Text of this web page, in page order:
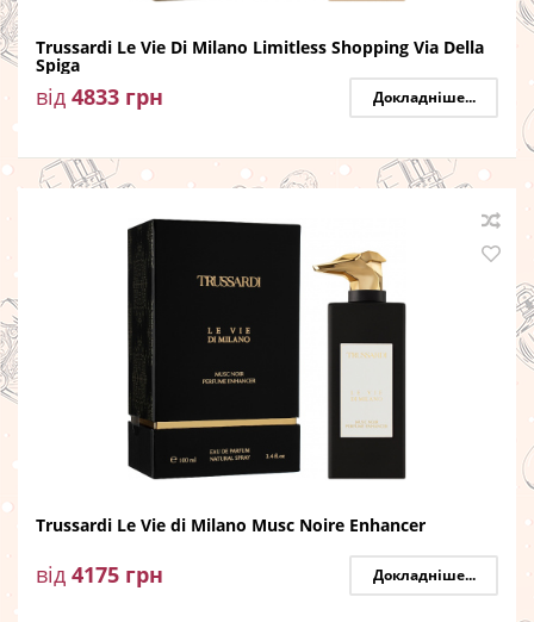
Trussardi Le Vie Di Milano Limitless Shopping Via Della
Spiga
від 4833 грн Докладніше...
Trussardi Le Vie di Milano Musc Noire Enhancer
від 4175 грн Докладніше...